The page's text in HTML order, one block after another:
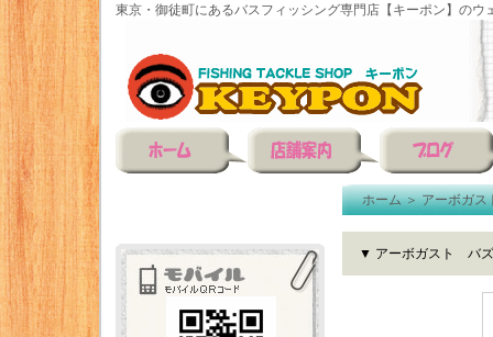
東京・御徒町にあるバスフィッシング専門店【キーポン】のウ
ホーム＞アーボガス
▼ アーボガスト バ